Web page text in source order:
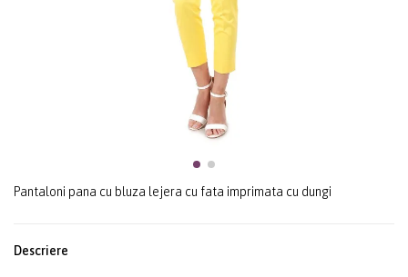
Pantaloni pana cu bluza lejera cu fata imprimata cu dungi
Descriere